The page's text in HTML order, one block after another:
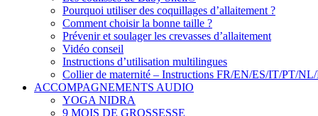
Pourquoi utiliser des coquillages d’allaitement ?
Comment choisir la bonne taille ?
Prévenir et soulager les crevasses d’allaitement
Vidéo conseil
Instructions d’utilisation multilingues
Collier de maternité – Instructions FR/EN/ES/IT/PT/
ACCOMPAGNEMENTS AUDIO
YOGA NIDRA
9 MOIS DE GROSSESSE